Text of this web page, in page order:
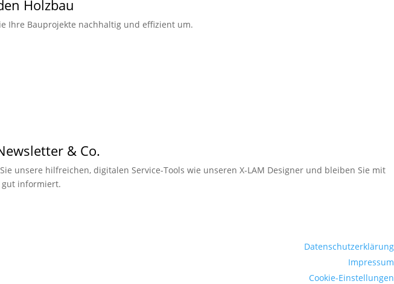
Holzbau
Ihre Bauprojekte nachhaltig und effizient um.
& Co.
unsere hilfreichen, digitalen Service-Tools wie unseren X-LAM Designer und bleiben Sie mit
gut informiert.
Datenschutzerklärung
Impressum
Cookie-Einstellungen